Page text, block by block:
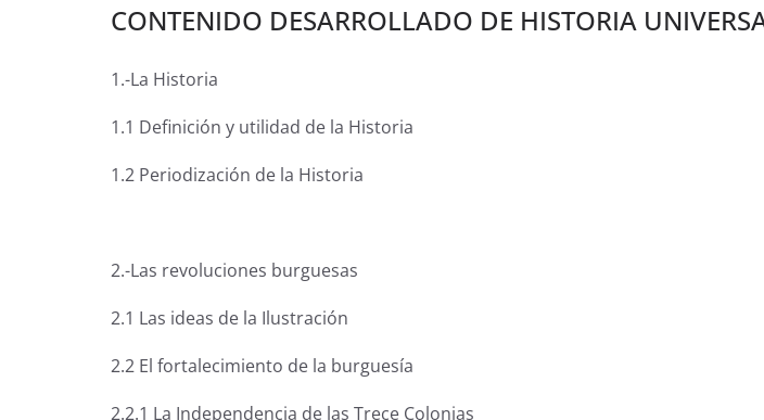
CONTENIDO DESARROLLADO DE HISTORIA
1.-La Historia
1.1 Definición y utilidad de la Historia
1.2 Periodización de la Historia
2.-Las revoluciones burguesas
2.1 Las ideas de la Ilustración
2.2 El fortalecimiento de la burguesía
2.2.1 La Independencia de las Trece Colonias